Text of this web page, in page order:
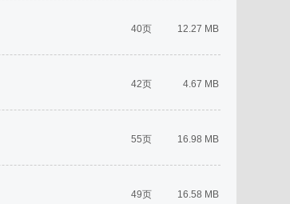
12.27 MB
40页
4.67 MB
42页
16.98 MB
55页
16.58 MB
49页